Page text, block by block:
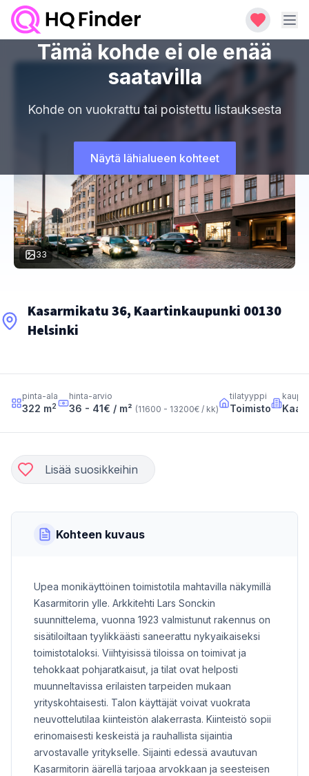
Tämä kohde ei ole enää
saatavilla
Kohde on vuokrattu tai poistettu listauksesta
Näytä lähialueen kohteet
33
Kasarmikatu 36, Kaartinkaupunki 00130
Helsinki
pinta-ala
322 m2
hinta-arvio
36 - 41€ / m² (11600 - 13200€ / kk)
tilatyyppi
Toimisto
Lisää suosikkeihin
Kohteen kuvaus
Upea monikäyttöinen toimistotila mahtavilla näkymillä
Kasarmitorin ylle. Arkkitehti Lars Sonckin
suunnittelema, vuonna 1923 valmistunut rakennus on
sisätiloiltaan tyylikkäästi saneerattu nykyaikaiseksi
toimistotaloksi. Viihtyisissä tiloissa on toimivat ja
tehokkaat pohjaratkaisut, ja tilat ovat helposti
muunneltavissa erilaisten tarpeiden mukaan
yrityskohtaisesti. Talon käyttäjät voivat vuokrata
neuvottelutilaa kiinteistön alakerrasta. Kiinteistö sopii
erinomaisesti keskeistä ja rauhallista sijaintia
arvostavalle yritykselle. Sijainti edessä avautuvan
Kasarmitorin äärellä tarjoaa arvokkaan ja seesteisen